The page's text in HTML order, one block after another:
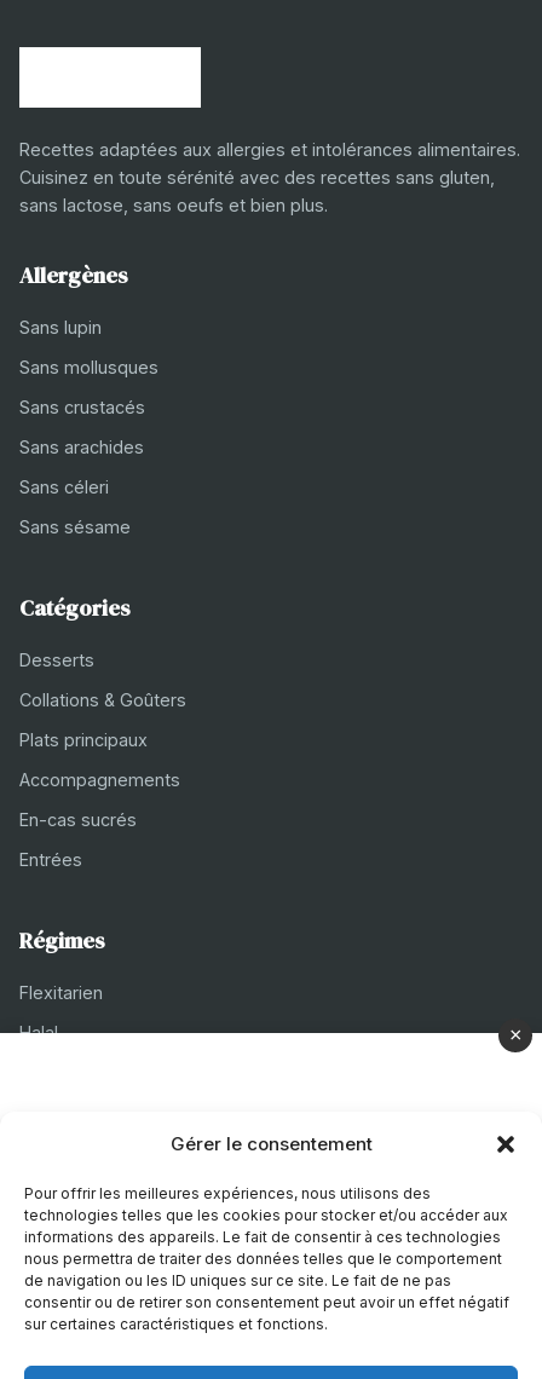
Gérer le consentement
Pour offrir les meilleures expériences, nous utilisons des
technologies telles que les cookies pour stocker et/ou accéder aux
informations des appareils. Le fait de consentir à ces technologies
nous permettra de traiter des données telles que le comportement
de navigation ou les ID uniques sur ce site. Le fait de ne pas
consentir ou de retirer son consentement peut avoir un effet négatif
sur certaines caractéristiques et fonctions.
Recettes adaptées aux allergies et intolérances alimentaires.
Cuisinez en toute sérénité avec des recettes sans gluten,
sans lactose, sans oeufs et bien plus.
Allergènes
Sans lupin
Sans mollusques
Sans crustacés
Sans arachides
Sans céleri
Sans sésame
Catégories
Desserts
Collations & Goûters
Plats principaux
Accompagnements
En-cas sucrés
Entrées
Régimes
Flexitarien
Halal
À propos
Mentions légales
Politique de confidentialité
Politique de cookies
×